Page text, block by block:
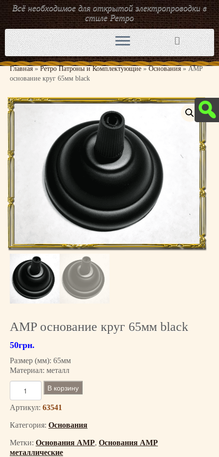
Перейти
к
содержимому
Всё необходимое для открытой электропроводки в
стиле Ретро
Главная » Ретро Патроны и Комплектующие » Основания » AMP
основание круг 65мм black
AMP основание круг 65мм black
50грн.
Размер (мм): 65мм
Материал: металл
л
ч
е
с
В корзину
Артикул: 63541
Категория: Основания
Метки: Основания AMP, Основания AMP
металлические